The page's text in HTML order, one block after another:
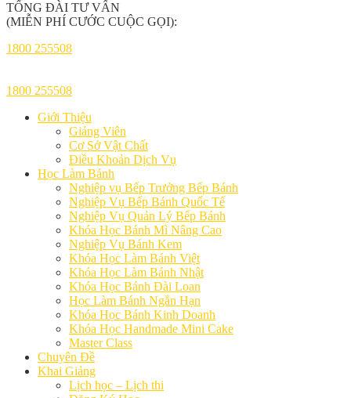
TỔNG ĐÀI TƯ VẤN
(MIỄN PHÍ CƯỚC CUỘC GỌI):
1800 255508
1800 255508
Giới Thiệu
Giảng Viên
Cơ Sở Vật Chất
Điều Khoản Dịch Vụ
Học Làm Bánh
Nghiệp vụ Bếp Trưởng Bếp Bánh
Nghiệp Vụ Bếp Bánh Quốc Tế
Nghiệp Vụ Quản Lý Bếp Bánh
Khóa Học Bánh Mì Nâng Cao
Nghiệp Vụ Bánh Kem
Khóa Học Làm Bánh Việt
Khóa Học Làm Bánh Nhật
Khóa Học Bánh Đài Loan
Học Làm Bánh Ngắn Hạn
Khóa Học Bánh Kinh Doanh
Khóa Học Handmade Mini Cake
Master Class
Chuyên Đề
Khai Giảng
Lịch học – Lịch thi